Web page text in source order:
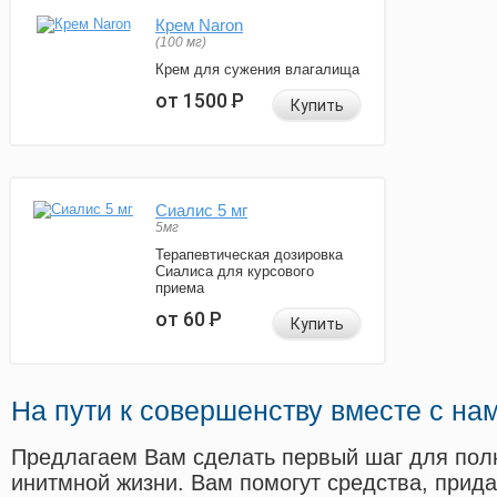
Крем Naron
(100 мг)
Крем для сужения влагалища
от 1500Р Купить
Сиалис 5 мг
5мг
Терапевтическая дозировка
Сиалиса для курсового
приема
от 60Р Купить
На пути к совершенству вместе с
Предлагаем Вам сделать первый шаг для
инитмной жизни. Вам помогут средства,